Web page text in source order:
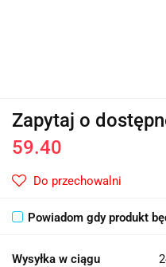
Zapytaj o
59.40
Do przechowalni
Powiadom gdy produkt
Wysyłka w ciągu